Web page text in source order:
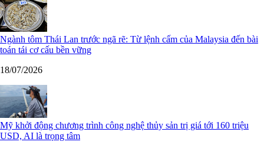
Ngành tôm Thái Lan trước ngã rẽ: Từ lệnh cấm của Malaysia đến bài
toán tái cơ cấu bền vững
18/07/2026
Mỹ khởi động chương trình công nghệ thủy sản trị giá tới 160 triệu
USD, AI là trọng tâm